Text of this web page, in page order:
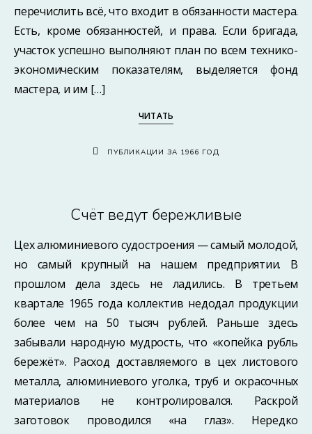
перечислить всё, что входит в обязанности мастера.
Есть, кроме обязанностей, и права. Если бригада,
участок успешно выполняют план по всем технико-
экономическим показателям, выделяется фонд
мастера, и им […]
ЧИТАТЬ
ПУБЛИКАЦИИ ЗА 1966 ГОД
Счёт ведут бережливые
Цех алюминиевого судостроения — самый молодой,
но самый крупный на нашем предприятии. В
прошлом дела здесь не ладились. В третьем
квартале 1965 года коллектив недодал продукции
более чем на 50 тысяч рублей. Раньше здесь
забывали народную мудрость, что «копейка рубль
бережёт». Расход доставляемого в цех листового
металла, алюминиевого уголка, труб и окрасочных
материалов не контролировался. Раскрой
заготовок проводился «на глаз». Нередко